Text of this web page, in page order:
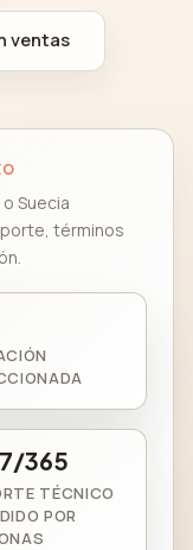
ventas
Suecia
términos
365
TÉCNICO
POR